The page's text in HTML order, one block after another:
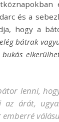
és a
hogy a
bátrak
lenni,
az árát,